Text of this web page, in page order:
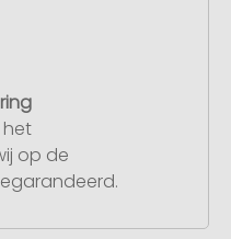
het
op de